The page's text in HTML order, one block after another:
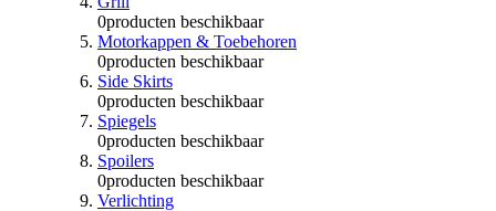
0producten beschikbaar
Motorkappen & Toebehoren
0producten beschikbaar
Side Skirts
0producten beschikbaar
Spiegels
0producten beschikbaar
Spoilers
0producten beschikbaar
Verlichting